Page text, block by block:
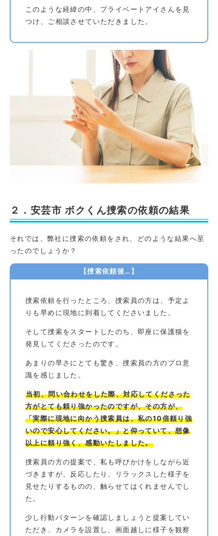
このような経緯の中、プライベートアイさんを見
つけ、ご相談させていただきました。
２．安芸市 ボクくん捜索の依頼の結果
それでは、弊社に捜索の依頼をされ、どのような結果へ至
ったのでしょうか？
【捜索依頼後…】
捜索依頼を行ったところ、捜索員の方は、予定よ
りも早めに現地に到着してくださいました。
そして捜索をスタートしたのち、即座に保護猫を
発見してくださったのです。
あまりの早さにとても驚き、捜索員の方のプロ意
識を感じました。
当初、問い合わせをした際、対応してくださった
方がとても頼り強かったのですが、その方が、
「実際に現地に向かう捜索員は、私の10倍頼り強
いので安心してください。」と仰っていて、想像
以上に頼り強く、感動いたしました。
捜索員の方の提案で、私も呼びかけをしながら近
づきますが、反応したり、リラックスした様子を
見せたりするものの、触らせてはくれませんでし
た。
少し行動パターンを確認しましょうと提案してい
ただき、カメラを設置し、画面越しに様子を観察